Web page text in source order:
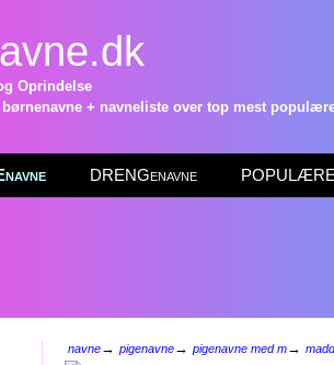
Oprindelse
børnenavne + navneliste over top mest
DRENGenavne POPULÆRE
navne→ pigenavne→ pigenavne med m→